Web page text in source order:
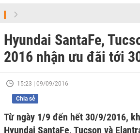
Hyundai SantaFe,
2016 nhận ưu đãi tới
15:23 | 09/09/2016
Chia sẻ
Từ ngày 1/9 đến hết 30/9/2016,
Hyundai SantaFe, Tucson và